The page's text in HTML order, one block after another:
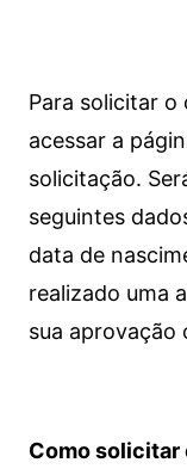
Para solicitar
acessar a
solicitação.
seguintes
data de
realizado uma
sua aprovação
Como solicitar